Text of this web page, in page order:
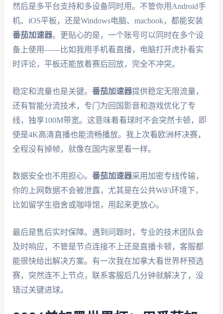
然后是多平台支持和多设备同时用。不管你用Android手
机、iOS平板，还是Windows电脑、macbook，都能安装
番茄加速器。更贴心的是，一个账号可以同时在多个设
备上使用——比如我用手机看直播，电脑打开虎扑看实
时评论，平板还能放着赛后回放，完全不冲突。
稳定和流量也是关键。 番茄加速器提供稳定无限流量，
还有智能分流技术，专门为回国影音和游戏优化了专
线，独享100M带宽。这意味着看球时不会突然卡顿，即
使是4K高清直播也能流畅播放。我上次看欧洲杯决赛，
全程没有掉帧，就像在国内家里看一样。
数据安全也不用担心。 番茄加速器采用加密专线传输，
你的上网数据不会被泄露，尤其是在公共WiFi环境下，
比如留学生宿舍或咖啡馆，用起来更放心。
最后是售后实时保障。遇到问题时，专业的技术团队会
及时响应，不管是节点连接不上还是直播卡顿，客服都
能很快给出解决方案。有一次我在加拿大看世界杯预选
赛，突然连不上节点，联系客服后几分钟就解决了，没
错过关键进球。